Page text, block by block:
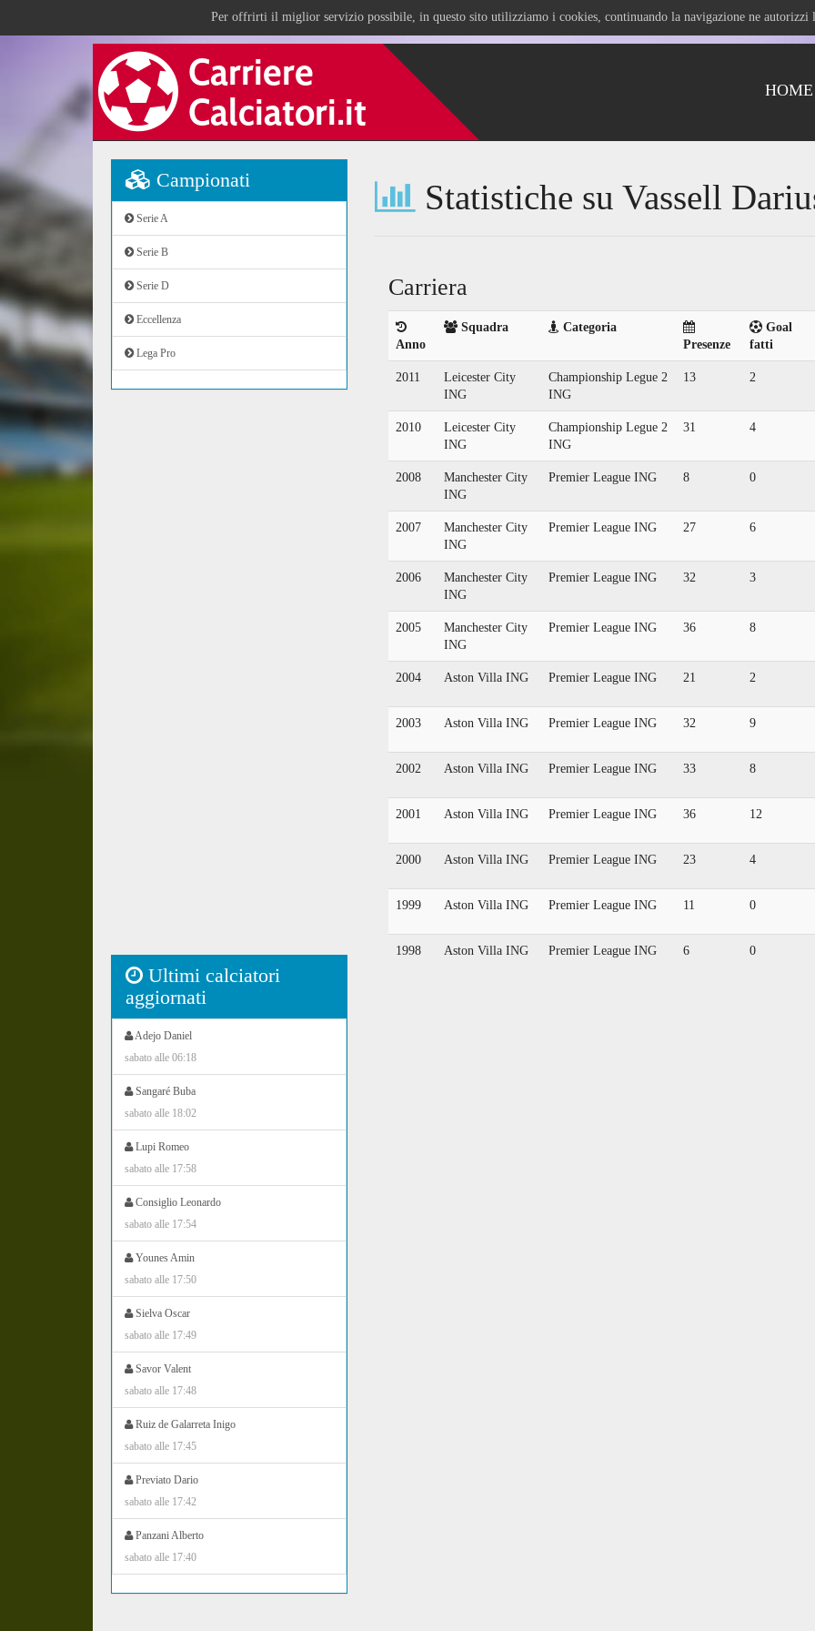
Per offrirti il miglior servizio possibile, in questo sito utilizziamo i cookies, continuando la navigazione ne
HOME
Campionati
Serie A
Serie B
Serie D
Eccellenza
Lega Pro
Ultimi calciatori
aggiornati
Adejo Daniel
sabato alle 06:18
Sangaré Buba
sabato alle 18:02
Lupi Romeo
sabato alle 17:58
Consiglio Leonardo
sabato alle 17:54
Younes Amin
sabato alle 17:50
Sielva Oscar
sabato alle 17:49
Savor Valent
sabato alle 17:48
Ruiz de Galarreta Inigo
sabato alle 17:45
Previato Dario
sabato alle 17:42
Panzani Alberto
sabato alle 17:40
Statistiche su Vassell
Carriera
Anno
Squadra
Categoria
Presenze
Goal
fatti
2011
Leicester City
ING
Championship Legue 2
ING
13 2
2010
Leicester City
ING
Championship Legue 2
ING
31 4
2008
Manchester City
ING
Premier League ING 8 0
2007
Manchester City
ING
Premier League ING 27 6
2006
Manchester City
ING
Premier League ING 32 3
2005
Manchester City
ING
Premier League ING 36 8
2004 Aston Villa ING Premier League ING 21 2
2003 Aston Villa ING Premier League ING 32 9
2002 Aston Villa ING Premier League ING 33 8
2001 Aston Villa ING Premier League ING 36 12
2000 Aston Villa ING Premier League ING 23 4
1999 Aston Villa ING Premier League ING 11 0
1998 Aston Villa ING Premier League ING 6 0